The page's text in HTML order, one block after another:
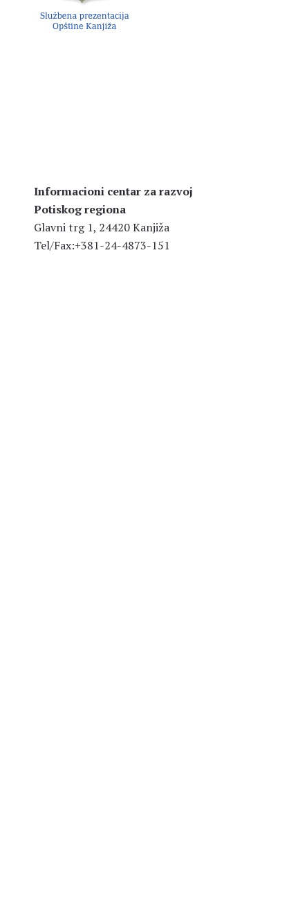
Informacioni centar za razvoj
Potiskog regiona
Glavni trg 1, 24420 Kanjiža
Tel/Fax:+381-24-4873-151